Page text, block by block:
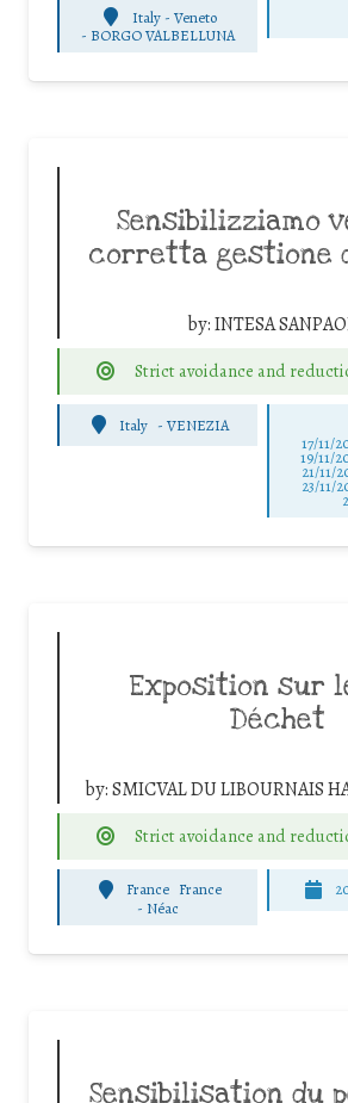
Italy - Veneto
- BORGO VALBELLUNA
Sensibilizziamo
corretta gestione
by:INTESA
Strict avoidance and
Italy -VENEZIA
17/11/
19/11/
21/11/
23/11/
Exposition sur
Déchet
by:SMICVAL DU LIBOURNAIS
Strict avoidance and
France France
- Néac
Sensibilisation du